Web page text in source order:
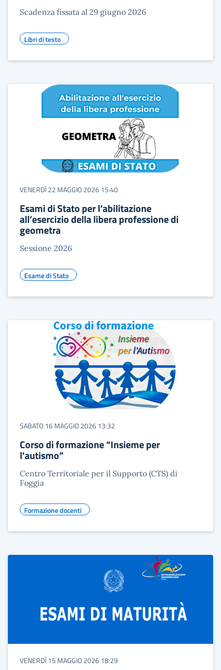
Scadenza fissata al 29 giugno 2026
Libri di testo
VENERDÌ 22 MAGGIO 2026 15:40
Esami di Stato per l’abilitazione
all’esercizio della libera professione di
geometra
Sessione 2026
Esame di Stato
SABATO 16 MAGGIO 2026 13:32
Corso di formazione “Insieme per
l'autismo”
Centro Territoriale per il Supporto (CTS) di
Foggia
Formazione docenti
VENERDÌ 15 MAGGIO 2026 18:29